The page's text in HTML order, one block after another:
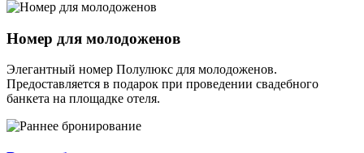
Номер для молодоженов
Элегантный номер Полулюкс для молодоженов.
Предоставляется в подарок при проведении свадебного
банкета на площадке отеля.